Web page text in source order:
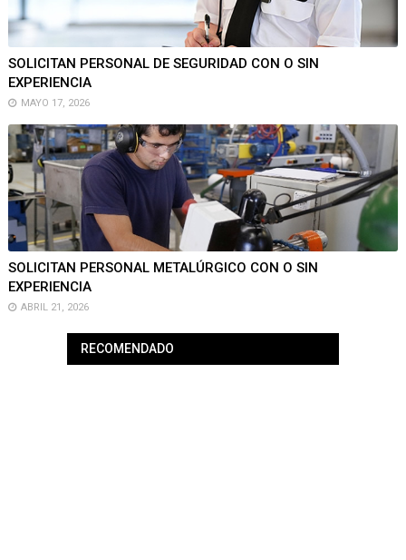
SOLICITAN PERSONAL DE SEGURIDAD CON O SIN
EXPERIENCIA
MAYO 17, 2026
SOLICITAN PERSONAL METALÚRGICO CON O SIN
EXPERIENCIA
ABRIL 21, 2026
RECOMENDADO